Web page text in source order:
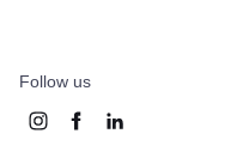
Follow us